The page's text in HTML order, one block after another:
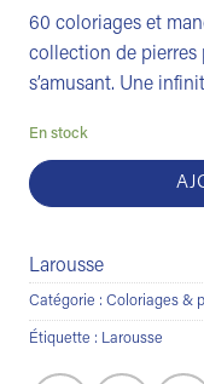
60 coloriages et
collection de pierres
s’amusant. Une
En stock
Larousse
Catégorie : Coloriages &
Étiquette : Larousse